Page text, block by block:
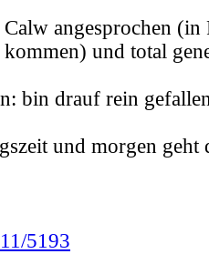
angesprochen
und total
bin drauf rein
und morgen
5193